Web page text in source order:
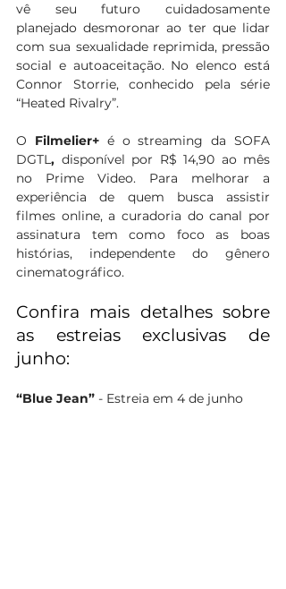
vê seu futuro cuidadosamente
planejado desmoronar ao ter que lidar
com sua sexualidade reprimida, pressão
social e autoaceitação. No elenco está
Connor Storrie, conhecido pela série
“Heated Rivalry”.
O Filmelier+ é o streaming da SOFA
DGTL, disponível por R$ 14,90 ao mês
no Prime Video. Para melhorar a
experiência de quem busca assistir
filmes online, a curadoria do canal por
assinatura tem como foco as boas
histórias, independente do gênero
cinematográfico.
Confira mais detalhes sobre
as estreias exclusivas de
junho:
“Blue Jean” - Estreia em 4 de junho